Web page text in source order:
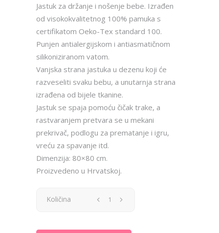
Jastuk za držanje i nošenje bebe. Izrađen
od visokokvalitetnog 100% pamuka s
certifikatom Oeko-Tex standard 100.
Punjen antialergijskom i antiasmatičnom
silikoniziranom vatom.
Vanjska strana jastuka u dezenu koji će
razveseliti svaku bebu, a unutarnja strana
izrađena od bijele tkanine.
Jastuk se spaja pomoću čičak trake, a
rastvaranjem pretvara se u mekani
prekrivač, podlogu za prematanje i igru,
vreću za spavanje itd.
Dimenzija: 80×80 cm.
Proizvedeno u Hrvatskoj.
Jastuk
Količina